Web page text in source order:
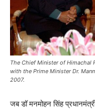
The Chief Minister of Himachal
with the Prime Minister Dr.
2007.
जब डॉ मनमोहन सिंह